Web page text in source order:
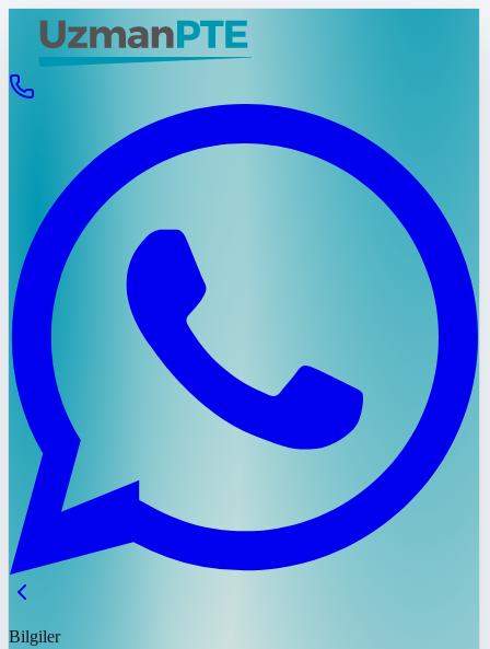
Bilgiler